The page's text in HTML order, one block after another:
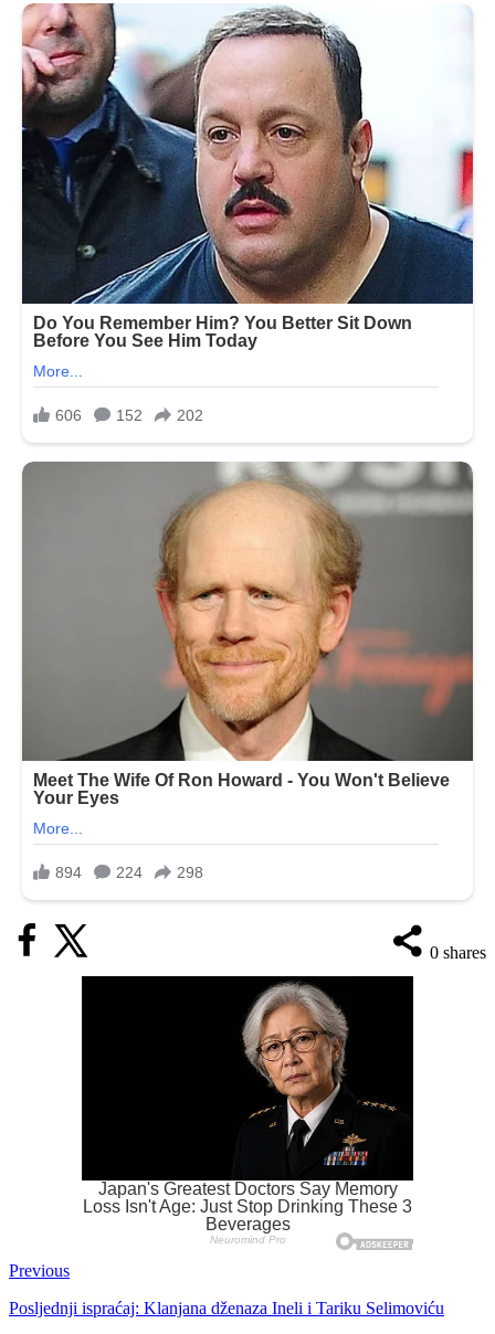
0 shares
Previous
Posljednji ispraćaj: Klanjana dženaza Ineli i Tariku Selimoviću